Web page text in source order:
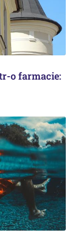
o farmacie: